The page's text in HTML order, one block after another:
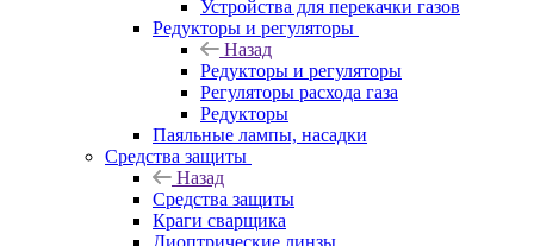
Устройства для перекачки газов
Редукторы и регуляторы
Назад
Редукторы и регуляторы
Регуляторы расхода газа
Редукторы
Паяльные лампы, насадки
Средства защиты
Назад
Средства защиты
Краги сварщика
Диоптрические линзы